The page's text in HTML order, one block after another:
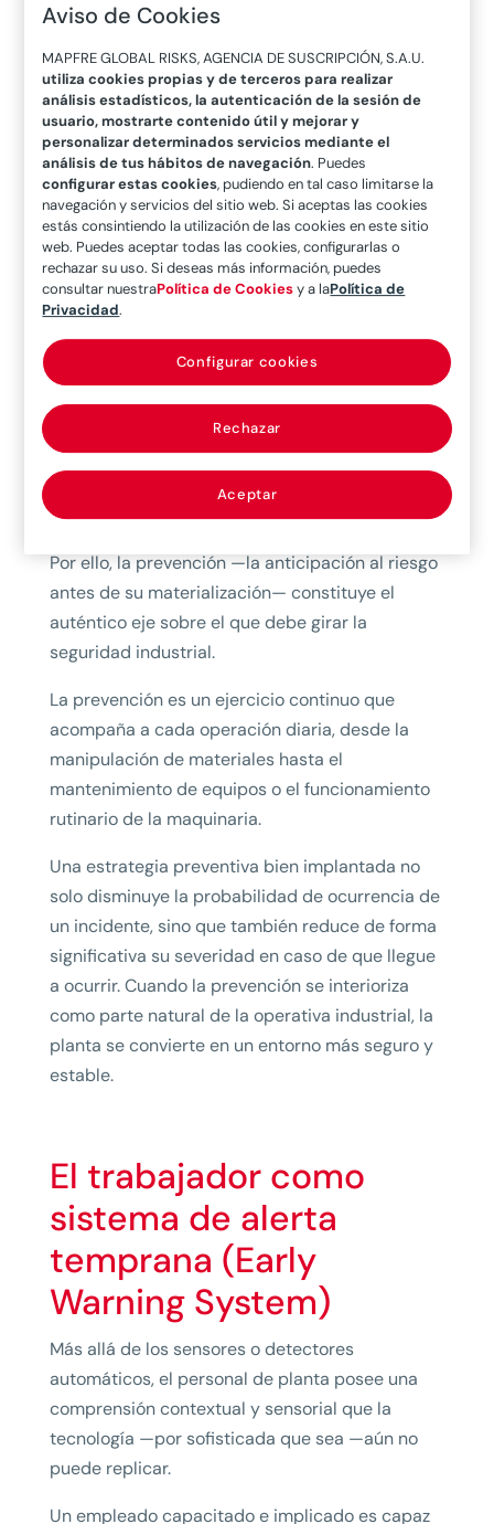
más sencilla y rentable
pérdidas materiales, mejorar la reputación de la
compañía y garantizar la continuidad del
negocio.
La prevención: El
eslabón clave
La estrategia tradicional de
incendios en una instalación industrialse
basa en una robusta infraestructura de sistemas
pasivas que actúan como barreras cortafuegos.
Aunque estos elementos son esenciales, operan
mayoritariamente bajo el principio de respuesta
ante un evento ya iniciado.
Por ello, la prevención —la anticipación al riesgo
antes de su materialización— constituye el
auténtico eje sobre el que debe girar la
seguridad industrial.
La prevención es un ejercicio continuo que
acompaña a cada operación diaria, desde la
manipulación de materiales hasta el
mantenimiento de equipos o el funcionamiento
rutinario de la maquinaria.
Una estrategia preventiva bien implantada no
solo disminuye la probabilidad de ocurrencia de
un incidente, sino que también reduce de forma
significativa su severidad en caso de que llegue
a ocurrir. Cuando la prevención se interioriza
como parte natural de la operativa industrial, la
planta se convierte en un entorno más seguro y
estable.
El trabajador como
sistema de alerta
temprana (Early
Warning System)
Más allá de los sensores o detectores
automáticos, el personal de planta posee una
comprensión contextual y sensorial que la
tecnología —por sofisticada que sea —aún no
puede replicar.
Un empleado capacitado e implicado es capaz
Aviso de Cookies
MAPFRE GLOBAL RISKS, AGENCIA DE SUSCRIPCIÓN, S.A.U.
utiliza cookies propias y de terceros para realizar
análisis estadísticos, la autenticación de la sesión de
usuario, mostrarte contenido útil y mejorar y
personalizar determinados servicios mediante el
análisis de tus hábitos de navegación. Puedes
configurar estas cookies, pudiendo en tal caso limitarse la
navegación y servicios del sitio web. Si aceptas las cookies
estás consintiendo la utilización de las cookies en este sitio
web. Puedes aceptar todas las cookies, configurarlas o
rechazar su uso. Si deseas más información, puedes
consultar nuestraPolítica de Cookiesy a laPolítica de
Privacidad.
Rechazar
Aceptar
Configurar cookies